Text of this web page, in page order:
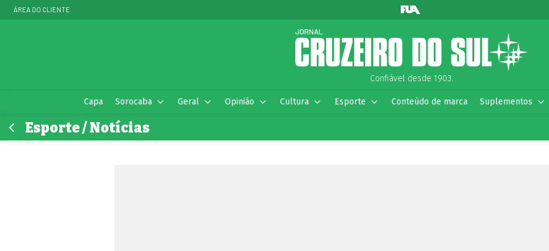
ÁREA DO CLIENTE
Confiável desde 1903.
Capa Sorocaba Geral Opinião Cultura Esporte Conteúdo de marca Suplementos
Esporte / Notícias